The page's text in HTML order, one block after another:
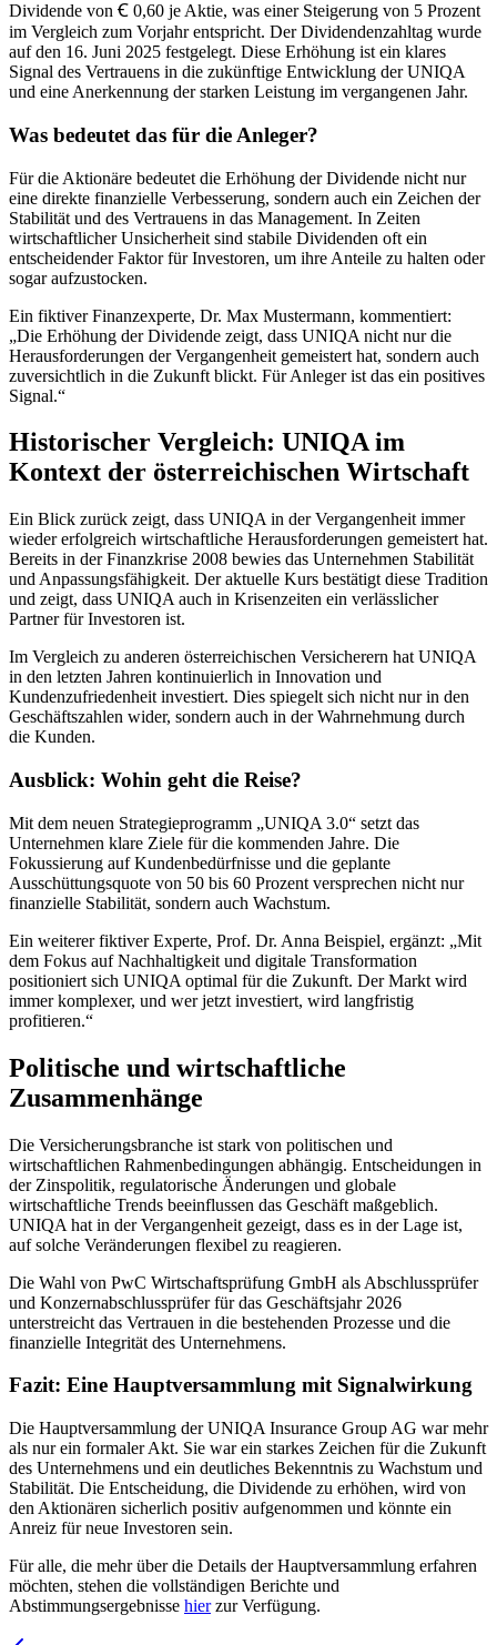
Dividende von Ꞓ 0,60 je Aktie, was einer Steigerung von 5 Prozent
im Vergleich zum Vorjahr entspricht. Der Dividendenzahltag wurde
auf den 16. Juni 2025 festgelegt. Diese Erhöhung ist ein klares
Signal des Vertrauens in die zukünftige Entwicklung der UNIQA
und eine Anerkennung der starken Leistung im vergangenen Jahr.
Was bedeutet das für die Anleger?
Für die Aktionäre bedeutet die Erhöhung der Dividende nicht nur
eine direkte finanzielle Verbesserung, sondern auch ein Zeichen der
Stabilität und des Vertrauens in das Management. In Zeiten
wirtschaftlicher Unsicherheit sind stabile Dividenden oft ein
entscheidender Faktor für Investoren, um ihre Anteile zu halten oder
sogar aufzustocken.
Ein fiktiver Finanzexperte, Dr. Max Mustermann, kommentiert:
„Die Erhöhung der Dividende zeigt, dass UNIQA nicht nur die
Herausforderungen der Vergangenheit gemeistert hat, sondern auch
zuversichtlich in die Zukunft blickt. Für Anleger ist das ein positives
Signal.“
Historischer Vergleich: UNIQA im
Kontext der österreichischen Wirtschaft
Ein Blick zurück zeigt, dass UNIQA in der Vergangenheit immer
wieder erfolgreich wirtschaftliche Herausforderungen gemeistert hat.
Bereits in der Finanzkrise 2008 bewies das Unternehmen Stabilität
und Anpassungsfähigkeit. Der aktuelle Kurs bestätigt diese Tradition
und zeigt, dass UNIQA auch in Krisenzeiten ein verlässlicher
Partner für Investoren ist.
Im Vergleich zu anderen österreichischen Versicherern hat UNIQA
in den letzten Jahren kontinuierlich in Innovation und
Kundenzufriedenheit investiert. Dies spiegelt sich nicht nur in den
Geschäftszahlen wider, sondern auch in der Wahrnehmung durch
die Kunden.
Ausblick: Wohin geht die Reise?
Mit dem neuen Strategieprogramm „UNIQA 3.0“ setzt das
Unternehmen klare Ziele für die kommenden Jahre. Die
Fokussierung auf Kundenbedürfnisse und die geplante
Ausschüttungsquote von 50 bis 60 Prozent versprechen nicht nur
finanzielle Stabilität, sondern auch Wachstum.
Ein weiterer fiktiver Experte, Prof. Dr. Anna Beispiel, ergänzt: „Mit
dem Fokus auf Nachhaltigkeit und digitale Transformation
positioniert sich UNIQA optimal für die Zukunft. Der Markt wird
immer komplexer, und wer jetzt investiert, wird langfristig
profitieren.“
Politische und wirtschaftliche
Zusammenhänge
Die Versicherungsbranche ist stark von politischen und
wirtschaftlichen Rahmenbedingungen abhängig. Entscheidungen in
der Zinspolitik, regulatorische Änderungen und globale
wirtschaftliche Trends beeinflussen das Geschäft maßgeblich.
UNIQA hat in der Vergangenheit gezeigt, dass es in der Lage ist,
auf solche Veränderungen flexibel zu reagieren.
Die Wahl von PwC Wirtschaftsprüfung GmbH als Abschlussprüfer
und Konzernabschlussprüfer für das Geschäftsjahr 2026
unterstreicht das Vertrauen in die bestehenden Prozesse und die
finanzielle Integrität des Unternehmens.
Fazit: Eine Hauptversammlung mit Signalwirkung
Die Hauptversammlung der UNIQA Insurance Group AG war mehr
als nur ein formaler Akt. Sie war ein starkes Zeichen für die Zukunft
des Unternehmens und ein deutliches Bekenntnis zu Wachstum und
Stabilität. Die Entscheidung, die Dividende zu erhöhen, wird von
den Aktionären sicherlich positiv aufgenommen und könnte ein
Anreiz für neue Investoren sein.
Für alle, die mehr über die Details der Hauptversammlung erfahren
möchten, stehen die vollständigen Berichte und
Abstimmungsergebnisse hierzur Verfügung.